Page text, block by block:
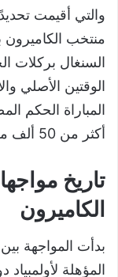
منتخب الكاميرون
الوقتين الأصلي
المباراة الحكم
أكثر من 50 ألف مشجع.
تاريخ
الكاميرون
بدأت المواجهة